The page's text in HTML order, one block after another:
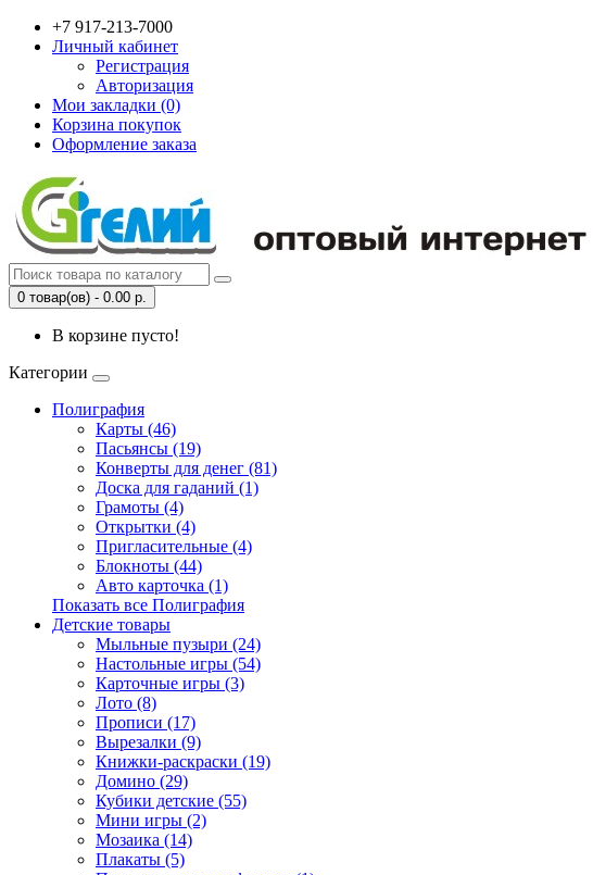
+7 917-213-7000
Личный кабинет
Регистрация
Авторизация
Мои закладки (0)
Корзина покупок
Оформление заказа
0 товар(ов) - 0.00 р.
В корзине пусто!
Категории
Полиграфия
Карты (46)
Пасьянсы (19)
Конверты для денег (81)
Доска для гаданий (1)
Грамоты (4)
Открытки (4)
Пригласительные (4)
Блокноты (44)
Авто карточка (1)
Показать все Полиграфия
Детские товары
Мыльные пузыри (24)
Настольные игры (54)
Карточные игры (3)
Лото (8)
Прописи (17)
Вырезалки (9)
Книжки-раскраски (19)
Домино (29)
Кубики детские (55)
Мини игры (2)
Мозаика (14)
Плакаты (5)